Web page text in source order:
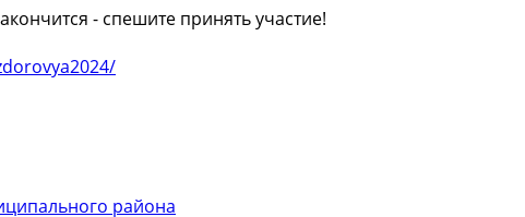
- спешите принять участие!
района